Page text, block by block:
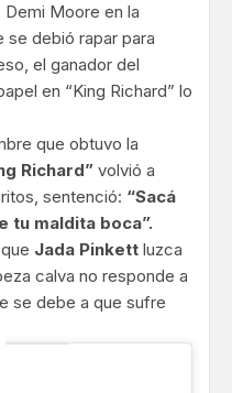
Moore en la
se debió rapar para
el ganador del
en “King Richard” lo
que obtuvo la
Richard” volvió a
sentenció: “Sacá
tu maldita boca”.
Jada Pinkett luzca
calva no responde a
se debe a que sufre